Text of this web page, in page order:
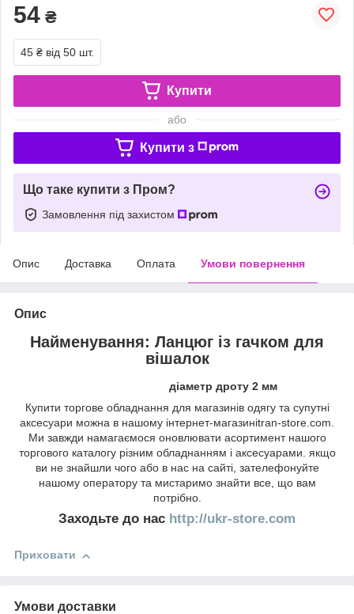
54 ₴
45 ₴ від 50 шт.
Купити
або
Купити з
Що таке купити з Пром?
Замовлення під захистом
Опис Доставка Оплата Умови повернення
Опис
Найменування: Ланцюг із гачком для
вішалок
діаметр дроту 2 мм
Купити торгове обладнання для магазинів одягу та супутні
аксесуари можна в нашому інтернет-магазиніtran-store.com.
Ми завжди намагаємося оновлювати асортимент нашого
торгового каталогу різним обладнанням і аксесуарами. якщо
ви не знайшли чого або в нас на сайті, зателефонуйте
нашому оператору та мистаримо знайти все, що вам
потрібно.
Заходьте до нас http://ukr-store.com
Приховати
Умови доставки